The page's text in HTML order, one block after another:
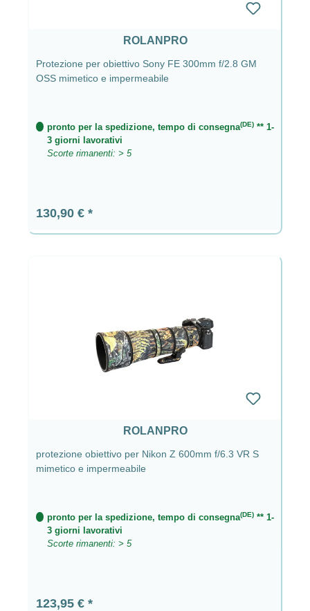
ROLANPRO
Protezione per obiettivo Sony FE 300mm f/2.8 GM
OSS mimetico e impermeabile
pronto per la spedizione, tempo di consegna(DE)** 1-
3 giorni lavorativi
Scorte rimanenti: > 5
Prezzo normale:
130,90 €
ROLANPRO
protezione obiettivo per Nikon Z 600mm f/6.3 VR S
mimetico e impermeabile
pronto per la spedizione, tempo di consegna(DE)** 1-
3 giorni lavorativi
Scorte rimanenti: > 5
Prezzo normale:
123,95 €